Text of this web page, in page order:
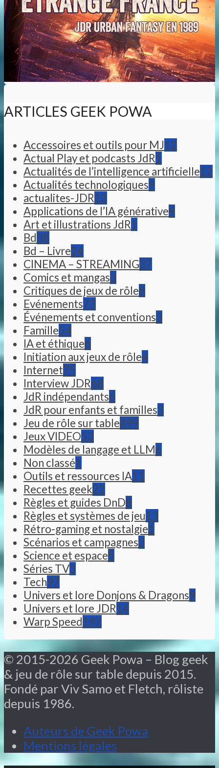
ARTICLES GEEK POWA
Accessoires et outils pour MJ12
Actual Play et podcasts JdR1
Actualités de l’intelligence artificielle12
Actualités technologiques9
actualites-JDR13
Applications de l’IA générative9
Art et illustrations JdR1
Bd38
Bd – Livre24
CINEMA – STREAMING37
Comics et mangas3
Critiques de jeux de rôle8
Evénements73
Événements et conventions3
Famille54
IA et éthique6
Initiation aux jeux de rôle4
Internet75
Interview JDR68
JdR indépendants6
JdR pour enfants et familles3
Jeu de rôle sur table499
Jeux VIDEO53
Modèles de langage et LLM6
Non classé1
Outils et ressources IA11
Recettes geek22
Règles et guides DnD8
Règles et systèmes de jeu13
Rétro-gaming et nostalgie1
Scénarios et campagnes3
Science et espace5
Séries TV3
Tech97
Univers et lore Donjons & Dragons9
Univers et lore JDR14
Warp Speed197
© 2015-2026 Geek Powa – Blog geek
& jeu de rôle sur table depuis 2015.
Fondé par Viv Samo et Fletch, rôliste
depuis 1986.
Auteurs de Geek Powa
Mentions légales